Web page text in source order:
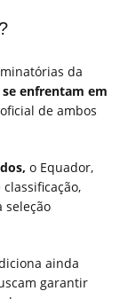
da
enfrentam em
de ambos
o Equador,
seleção
ainda
garantir